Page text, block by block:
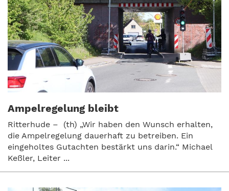
Ampelregelung bleibt
Ritterhude – (th) „Wir haben den Wunsch erhalten,
die Ampelregelung dauerhaft zu betreiben. Ein
eingeholtes Gutachten bestärkt uns darin.“ Michael
Keßler, Leiter ...